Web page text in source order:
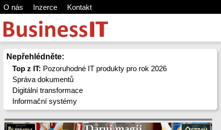
O nás Inzerce Kontakt
Nepřehlédněte:
Top z IT: Pozoruhodné IT produkty pro rok 2026
Správa dokumentů
Digitální transformace
Informační systémy